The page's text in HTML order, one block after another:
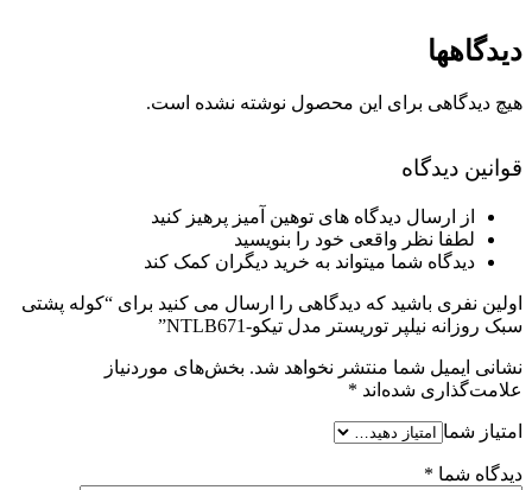
دیدگاهها
هیچ دیدگاهی برای این محصول نوشته نشده است.
قوانین دیدگاه
از ارسال دیدگاه های توهین آمیز پرهیز کنید
لطفا نظر واقعی خود را بنویسید
دیدگاه شما میتواند به خرید دیگران کمک کند
اولین نفری باشید که دیدگاهی را ارسال می کنید برای “کوله پشتی
سبک روزانه نیلپر توریستر مدل تیکو-NTLB671”
نشانی ایمیل شما منتشر نخواهد شد. بخش‌های موردنیاز
علامت‌گذاری شده‌اند *
امتیاز شما
دیدگاه شما *